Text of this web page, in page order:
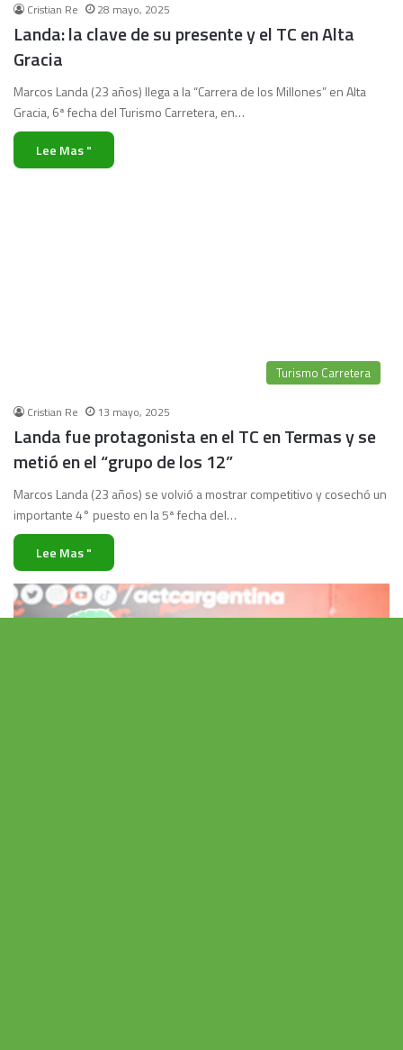
Cristian Re 28 mayo, 2025
Landa: la clave de su presente y el TC en Alta
Gracia
Marcos Landa (23 años) llega a la “Carrera de los Millones” en Alta
Gracia, 6ª fecha del Turismo Carretera, en…
Lee Mas "
Turismo Carretera
Cristian Re 13 mayo, 2025
Landa fue protagonista en el TC en Termas y se
metió en el “grupo de los 12”
Marcos Landa (23 años) se volvió a mostrar competitivo y cosechó un
importante 4° puesto en la 5ª fecha del…
Lee Mas "